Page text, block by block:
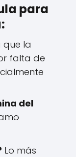
para
que la
falta de
del
Lo más